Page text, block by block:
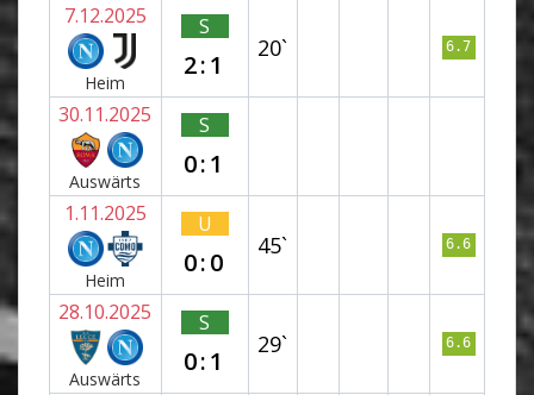
7.12.2025
Heim
S
2:1
20` 6.7
30.11.2025
Auswärts
S
0:1
1.11.2025
Heim
U
0:0
45` 6.6
28.10.2025
Auswärts
S
0:1
29` 6.6